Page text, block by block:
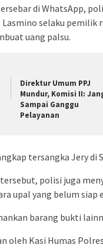
di WhatsApp,
Lasmino selaku pemilik
uang palsu.
Direktur Umum PPJ
Mundur, Komisi II:
Sampai Ganggu
Pelayanan
tersangka Jery di
polisi juga
upal yang belum siap
barang bukti
oleh Kasi Humas